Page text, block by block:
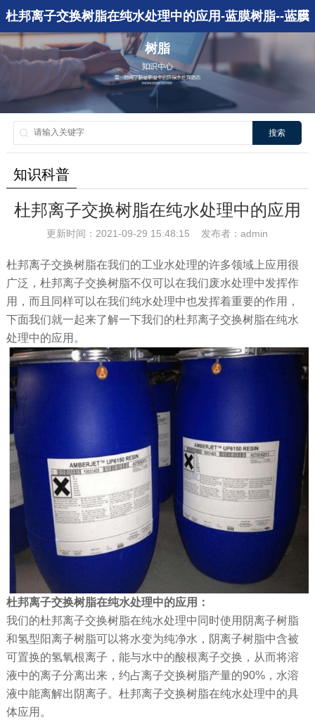
杜邦离子交换树脂在纯水处理中的应用-蓝膜树脂--蓝膜
树脂
搜索
知识科普
杜邦离子交换树脂在纯水处理中的应用
更新时间：2021-09-29 15:48:15 发布者：admin
杜邦离子交换树脂在我们的工业水处理的许多领域上应用很
广泛，杜邦离子交换树脂不仅可以在我们废水处理中发挥作
用，而且同样可以在我们纯水处理中也发挥着重要的作用，
下面我们就一起来了解一下我们的杜邦离子交换树脂在纯水
处理中的应用。
杜邦离子交换树脂在纯水处理中的应用：
我们的杜邦离子交换树脂在纯水处理中同时使用阴离子树脂
和氢型阳离子树脂可以将水变为纯净水，阴离子树脂中含被
可置换的氢氧根离子，能与水中的酸根离子交换，从而将溶
液中的离子分离出来，约占离子交换树脂产量的90%，水溶
液中能离解出阴离子。杜邦离子交换树脂在纯水处理中的具
体应用。